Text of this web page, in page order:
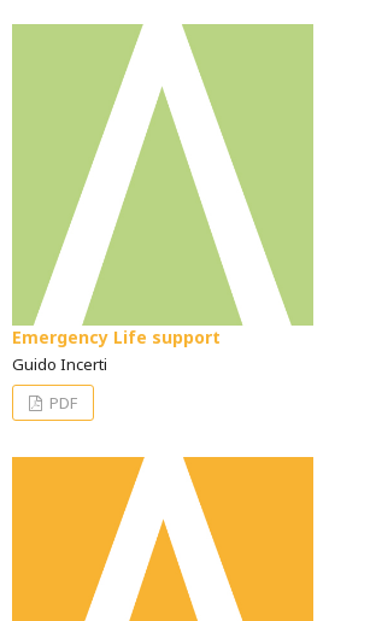
Emergency Life support
Guido Incerti
PDF